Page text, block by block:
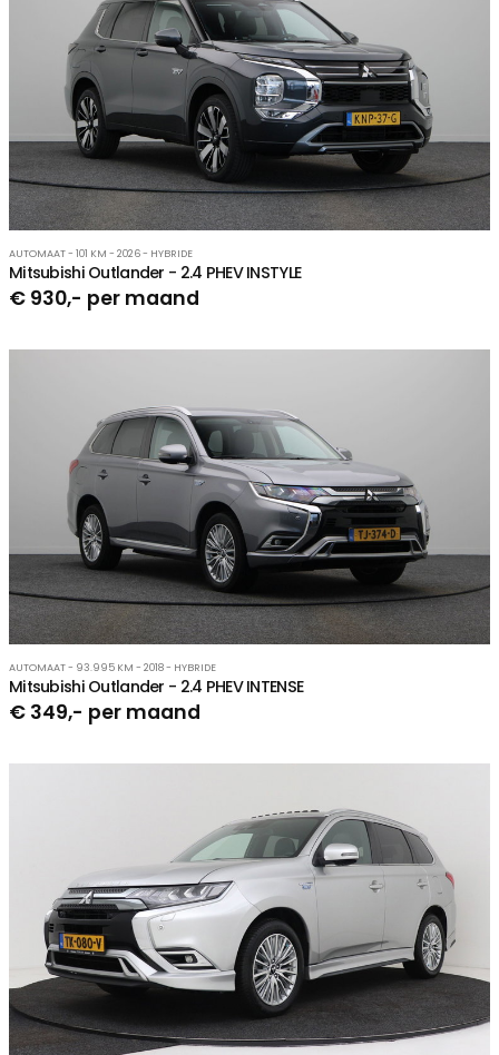
AUTOMAAT - 101 KM - 2026 - HYBRIDE
Mitsubishi Outlander - 2.4 PHEV INSTYLE
€ 930,- per maand
AUTOMAAT - 93.995 KM - 2018 - HYBRIDE
Mitsubishi Outlander - 2.4 PHEV INTENSE
€ 349,- per maand